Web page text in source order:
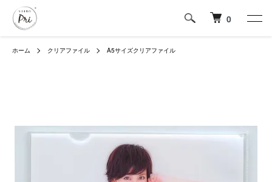
0
ホーム クリアファイル A5サイズクリアファイル